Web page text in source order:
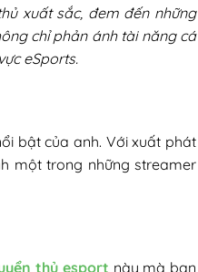
xuất sắc, đem đến những
chỉ phản ánh tài năng cá
eSports.
bật của anh. Với xuất phát
một trong những streamer
thủ esport này mà bạn